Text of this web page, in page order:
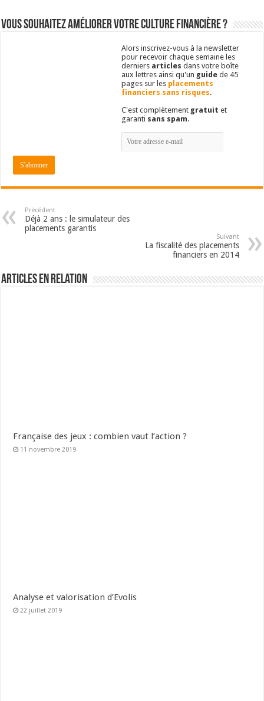
Vous souhaitez améliorer votre culture financière ?
Alors inscrivez-vous à la newsletter
pour recevoir chaque semaine les
derniers articles dans votre boîte
aux lettres ainsi qu'un guide de 45
pages sur les placements
financiers sans risques.
C'est complètement gratuit et
garanti sans spam.
Précédent
Déjà 2 ans : le simulateur des
placements garantis
Suivant
La fiscalité des placements
financiers en 2014
Articles en relation
Française des jeux : combien vaut l’action ?
11 novembre 2019
Analyse et valorisation d’Evolis
22 juillet 2019